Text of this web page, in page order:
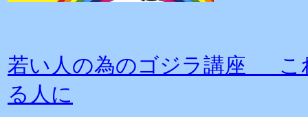
若い人の為のゴジラ講座 こ
る人に